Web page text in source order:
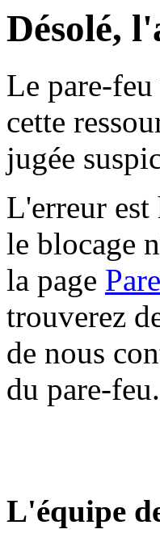
Désolé,
Le pare-
cette
jugée
L'erreur est
le blocage
la page
trouverez
de nous
du pare-feu.
L'équipe